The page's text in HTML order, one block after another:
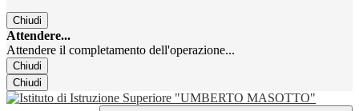
Chiudi
Attendere...
Attendere il completamento dell'operazione...
Chiudi
Chiudi